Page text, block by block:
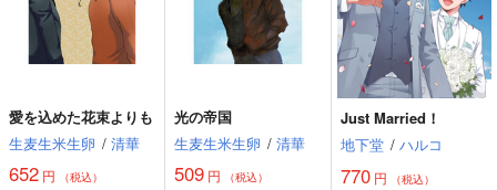
愛を込めた花束よりも
生麦生米生卵 / 清華
652 円 （税込）
光の帝国
生麦生米生卵 / 清華
509 円 （税込）
Just Married！
地下堂 / ハルコ
770円 （税込）